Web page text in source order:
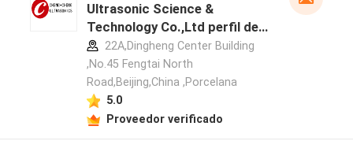
Ultrasonic Science &
Technology Co.,Ltd perfil del
fabricante
22A,Dingheng Center Building
,No.45 Fengtai North
Road,Beijing,China ,Porcelana
5.0
Proveedor verificado